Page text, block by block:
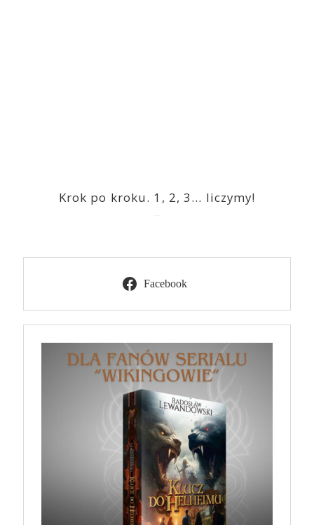
Krok po kroku. 1, 2, 3… liczymy!
Facebook